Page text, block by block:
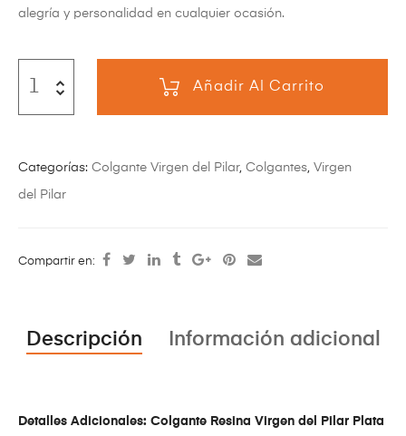
alegría y personalidad en cualquier ocasión.
Añadir Al Carrito
Categorías: Colgante Virgen del Pilar, Colgantes, Virgen
del Pilar
Compartir en:
Descripción Información adicional
Detalles Adicionales: Colgante Resina Virgen del Pilar Plata